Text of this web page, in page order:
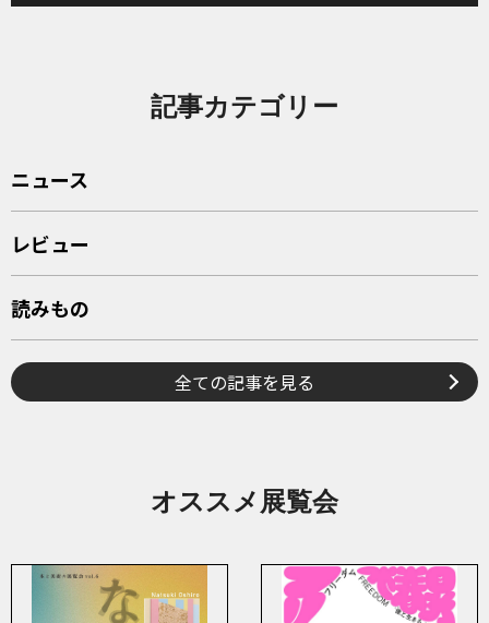
記事カテゴリー
ニュース
レビュー
読みもの
全ての記事を見る
オススメ展覧会